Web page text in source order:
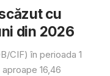
cu
din 2026
CIF) în perioada 1
16,46